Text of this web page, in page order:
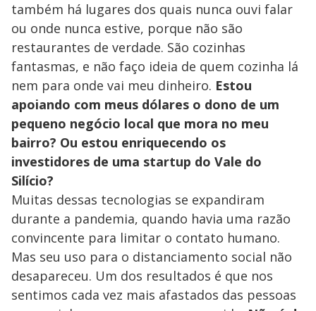
também há lugares dos quais nunca ouvi falar
ou onde nunca estive, porque não são
restaurantes de verdade. São cozinhas
fantasmas, e não faço ideia de quem cozinha lá
nem para onde vai meu dinheiro. Estou
apoiando com meus dólares o dono de um
pequeno negócio local que mora no meu
bairro? Ou estou enriquecendo os
investidores de uma startup do Vale do
Silício?
Muitas dessas tecnologias se expandiram
durante a pandemia, quando havia uma razão
convincente para limitar o contato humano.
Mas seu uso para o distanciamento social não
desapareceu. Um dos resultados é que nos
sentimos cada vez mais afastados das pessoas